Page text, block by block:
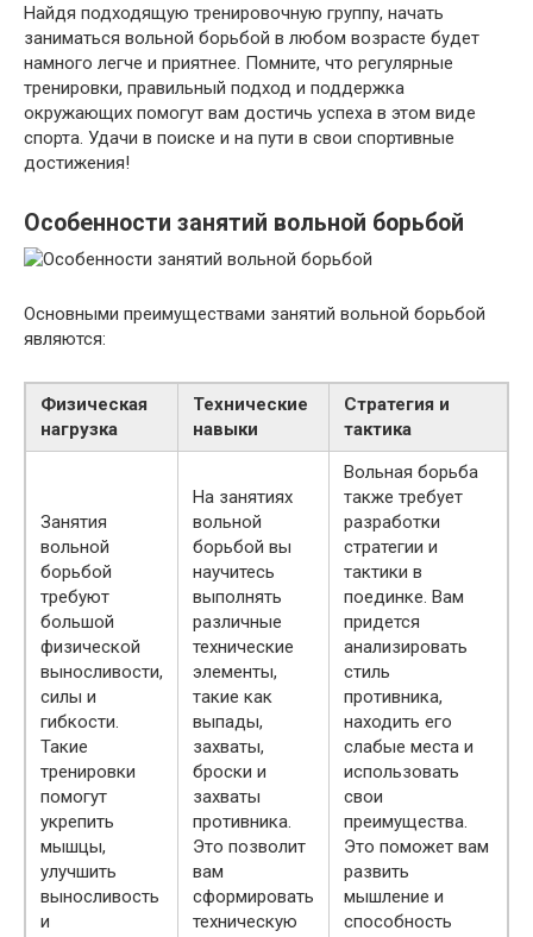
Найдя подходящую тренировочную группу, начать
заниматься вольной борьбой в любом возрасте будет
намного легче и приятнее. Помните, что регулярные
тренировки, правильный подход и поддержка
окружающих помогут вам достичь успеха в этом виде
спорта. Удачи в поиске и на пути в свои спортивные
достижения!
Особенности занятий вольной борьбой
Основными преимуществами занятий вольной борьбой
являются:
Физическая
нагрузка
Технические
навыки
Стратегия и
тактика
Занятия
вольной
борьбой
требуют
большой
физической
выносливости,
силы и
гибкости.
Такие
тренировки
помогут
укрепить
мышцы,
улучшить
выносливость
и
На занятиях
вольной
борьбой вы
научитесь
выполнять
различные
технические
элементы,
такие как
выпады,
захваты,
броски и
захваты
противника.
Это позволит
вам
сформировать
техническую
Вольная борьба
также требует
разработки
стратегии и
тактики в
поединке. Вам
придется
анализировать
стиль
противника,
находить его
слабые места и
использовать
свои
преимущества.
Это поможет вам
развить
мышление и
способность